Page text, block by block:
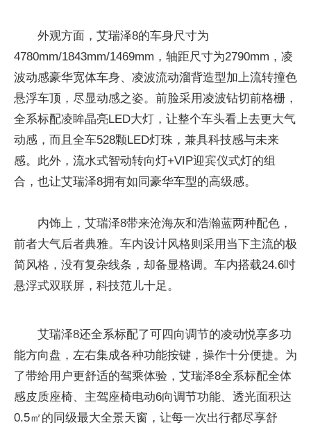
外观方面，艾瑞泽8的车身尺寸为
4780mm/1843mm/1469mm，轴距尺寸为2790mm，凌
波动感豪华宽体车身、凌波流动溜背造型加上流转撞色
悬浮车顶，尽显动感之姿。前脸采用凌波钻切前格栅，
全系标配凌眸晶亮LED大灯，让整个车头看上去更大气
动感，而且全车528颗LED灯珠，兼具科技感与未来
感。此外，流水式智动转向灯+VIP迎宾仪式灯的组
合，也让艾瑞泽8拥有如同豪华车型的高级感。
内饰上，艾瑞泽8带来沧海灰和浩瀚蓝两种配色，
前者大气后者典雅。车内设计风格则采用当下主流的极
简风格，没有复杂线条，却备显格调。车内搭载24.6吋
悬浮式双联屏，科技范儿十足。
艾瑞泽8还全系标配了可四向调节的凌动悦享多功
能方向盘，左右集成各种功能按键，操作十分便捷。为
了带给用户更舒适的驾乘体验，艾瑞泽8全系标配全体
感皮质座椅、主驾座椅电动6向调节功能、透光面积达
0.5㎡的同级最大全景天窗，让每一次出行都尽享舒